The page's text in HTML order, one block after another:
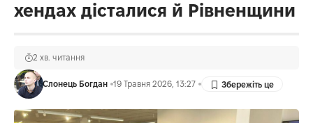
хендах дісталися й Рівненщини
Слонець Богдан 19 Травня 2026, 13:27
2 хв. читання